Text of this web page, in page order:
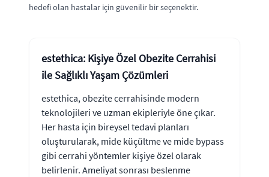
hedefi olan hastalar için güvenilir bir seçenektir.
estethica: Kişiye Özel Obezite Cerrahisi
ile Sağlıklı Yaşam Çözümleri
estethica, obezite cerrahisinde modern
teknolojileri ve uzman ekipleriyle öne çıkar.
Her hasta için bireysel tedavi planları
oluşturularak, mide küçültme ve mide bypass
gibi cerrahi yöntemler kişiye özel olarak
belirlenir. Ameliyat sonrası beslenme